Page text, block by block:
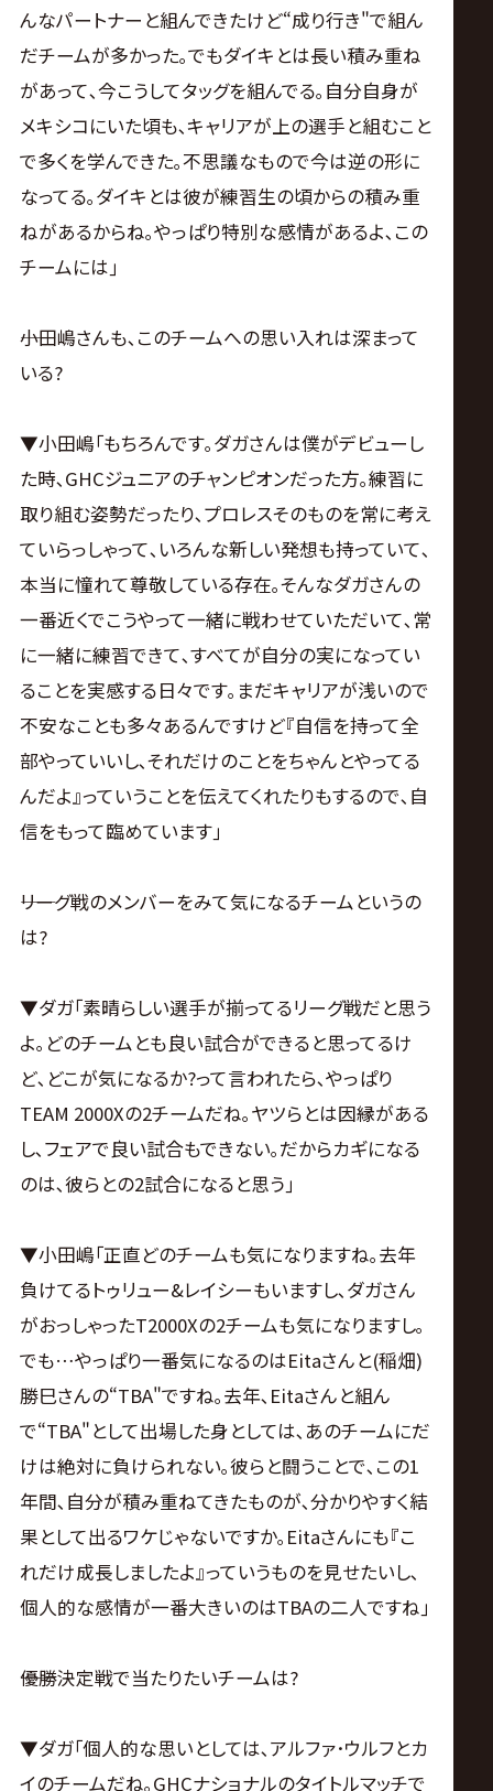
んなパートナーと組んできたけど“成り行き"で組ん
だチームが多かった｡でもダイキとは長い積み重ね
があって､今こうしてタッグを組んでる｡自分自身が
メキシコにいた頃も､キャリアが上の選手と組むこと
で多くを学んできた｡不思議なもので今は逆の形に
なってる｡ダイキとは彼が練習生の頃からの積み重
ねがあるからね｡やっぱり特別な感情があるよ､この
チームには｣
――小田嶋さんも､このチームへの思い入れは深まって
いる?
▼小田嶋｢もちろんです｡ダガさんは僕がデビューし
た時､GHCジュニアのチャンピオンだった方｡練習に
取り組む姿勢だったり､プロレスそのものを常に考え
ていらっしゃって､いろんな新しい発想も持っていて､
本当に憧れて尊敬している存在｡そんなダガさんの
一番近くでこうやって一緒に戦わせていただいて､常
に一緒に練習できて､すべてが自分の実になってい
ることを実感する日々です｡まだキャリアが浅いので
不安なことも多々あるんですけど『自信を持って全
部やっていいし､それだけのことをちゃんとやってる
んだよ』っていうことを伝えてくれたりもするので､自
信をもって臨めています｣
――リーグ戦のメンバーをみて気になるチームというの
は?
▼ダガ｢素晴らしい選手が揃ってるリーグ戦だと思う
よ｡どのチームとも良い試合ができると思ってるけ
ど､どこが気になるか?って言われたら､やっぱり
TEAM 2000Xの2チームだね｡ヤツらとは因縁がある
し､フェアで良い試合もできない｡だからカギになる
のは､彼らとの2試合になると思う｣
▼小田嶋｢正直どのチームも気になりますね｡去年
負けてるトゥリュー&レイシーもいますし､ダガさん
がおっしゃったT2000Xの2チームも気になりますし｡
でも…やっぱり一番気になるのはEitaさんと(稲畑)
勝巳さんの“TBA"ですね｡去年､Eitaさんと組ん
で“TBA"として出場した身としては､あのチームにだ
けは絶対に負けられない｡彼らと闘うことで､この1
年間､自分が積み重ねてきたものが､分かりやすく結
果として出るワケじゃないですか｡Eitaさんにも『こ
れだけ成長しましたよ』っていうものを見せたいし､
個人的な感情が一番大きいのはTBAの二人ですね｣
――優勝決定戦で当たりたいチームは?
▼ダガ｢個人的な思いとしては､アルファ･ウルフとカ
イのチームだね｡GHCナショナルのタイトルマッチで